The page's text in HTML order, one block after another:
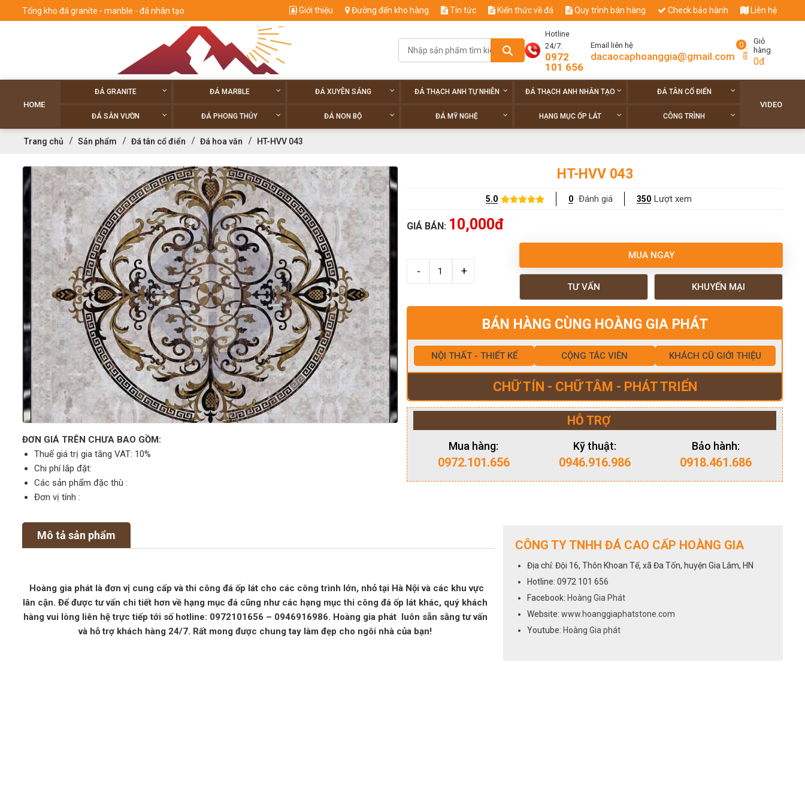
Tổng kho đá granite - manble - đá nhân tạo Giới thiệu Đường đến kho hàng Tin tức Kiến thức về đá Quy trình bán hàng Check bảo hành Liên hệ
Hotline
24/7:
0972
101 656
Email liên hệ
dacaocaphoanggia@gmail.com
0
Giỏ
hàng
0đ
HOME
ĐÁ GRANITE ĐÁ MARBLE ĐÁ XUYÊN SÁNG ĐÁ THẠCH ANH TỰ NHIÊN ĐÁ THẠCH ANH NHÂN TẠO ĐÁ TÂN CỔ ĐIỂN
ĐÁ SÂN VƯỜN ĐÁ PHONG THỦY ĐÁ NON BỘ ĐÁ MỸ NGHỆ HẠNG MỤC ỐP LÁT CÔNG TRÌNH
VIDEO
Trang chủ Sản phẩm Đá tân cổ điển Đá hoa văn HT-HVV 043
ĐƠN GIÁ TRÊN CHƯA BAO GỒM:
Thuế giá trị gia tăng VAT: 10%
Chi phí lắp đặt:
Các sản phẩm đặc thù :
Đơn vị tính :
HT-HVV 043
5.0 0 Đánh giá 350 Lượt xem
GIÁ BÁN: 10,000đ
MUA NGAY
TƯ VẤN KHUYẾN MẠI
BÁN HÀNG CÙNG HOÀNG GIA PHÁT
NỘI THẤT - THIẾT KẾ CỘNG TÁC VIÊN KHÁCH CŨ GIỚI THIỆU
CHỮ TÍN - CHỮ TÂM - PHÁT TRIỂN
HỖ TRỢ
Mua hàng:
0972.101.656
Kỹ thuật:
0946.916.986
Bảo hành:
0918.461.686
Mô tả sản phẩm
Hoàng gia phát là đơn vị cung cấp và thi công đá ốp lát cho các công trình lớn, nhỏ tại Hà Nội và các khu vực
lân cận. Để được tư vấn chi tiết hơn về hạng mục đá cũng như các hạng mục thi công đá ốp lát khác, quý khách
hàng vui lòng liên hệ trực tiếp tới số hotline: 0972101656 – 0946916986. Hoàng gia phát luôn sẵn sằng tư vấn
và hỗ trợ khách hàng 24/7. Rất mong được chung tay làm đẹp cho ngôi nhà của bạn!
CÔNG TY TNHH ĐÁ CAO CẤP HOÀNG GIA
Địa chỉ: Đội 16, Thôn Khoan Tế, xã Đa Tốn, huyện Gia Lâm, HN
Hotline: 0972 101 656
Facebook: Hoàng Gia Phát
Website: www.hoanggiaphatstone.com
Youtube: Hoàng Gia phát